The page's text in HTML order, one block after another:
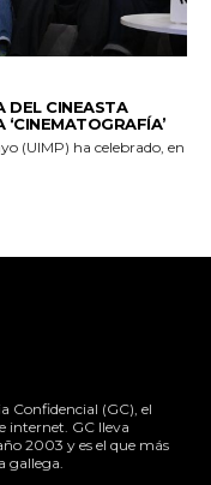
DEL CINEASTA
(UIMP) ha celebrado, en
Confidencial (GC), el
internet. GC lleva
2003 y es el que más
gallega.